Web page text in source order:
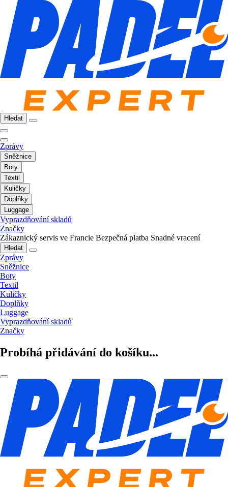
Hledat
Zprávy
Sněžnice
Boty
Textil
Kuličky
Doplňky
Luggage
Vyprazdňování skladů
Značky
Zákaznický servis ve Francie Bezpečná platba Snadné vracení
Hledat
Zprávy
Sněžnice
Boty
Textil
Kuličky
Doplňky
Luggage
Vyprazdňování skladů
Značky
Probíhá přidávání do košíku...